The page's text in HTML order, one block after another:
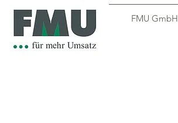
FMU GmbH